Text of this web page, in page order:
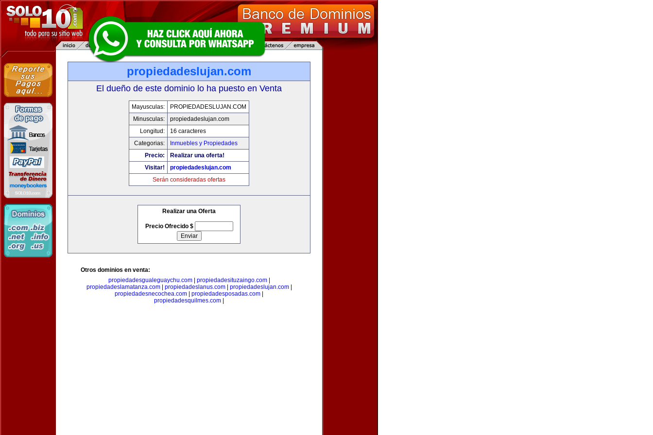
propiedadeslujan.com
El dueño de este dominio lo ha puesto en Venta
Mayusculas:
PROPIEDADESLUJAN.COM
Minusculas:
propiedadeslujan.com
Longitud:
16 caracteres
Categorias:
Inmuebles y Propiedades
Precio:
Realizar una oferta!
Visitar!
propiedadeslujan.com
Serán consideradas ofertas
Realizar una Oferta
Precio Ofrecido $
Otros dominios en venta:
propiedadesgualeguaychu.com| propiedadesituzaingo.com|
propiedadeslamatanza.com| propiedadeslanus.com| propiedadeslujan.com|
propiedadesnecochea.com
propiedadesposadas.com
propiedadesquilmes.com